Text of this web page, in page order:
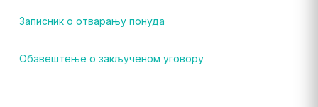
Записник о отварању понуда
Обавештење о закљученом уговору